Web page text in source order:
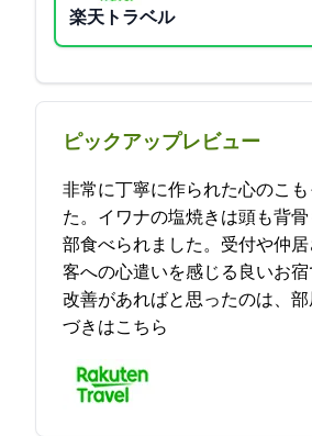
楽天トラベル
ピックアップレビュー
非常に丁寧に作られた心のこ
た。イワナの塩焼きは頭も背
部食べられました。受付や仲
客への心遣いを感じる良いお
改善があればと思ったのは、部屋か… 2023-
づきはこちら